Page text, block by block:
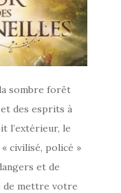
sombre forêt
des esprits à
l’extérieur, le
civilisé, policé »
et de
de mettre votre